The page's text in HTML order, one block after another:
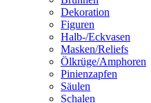
Dekoration
Figuren
Halb-/Eckvasen
Masken/Reliefs
Ölkrüge/Amphoren
Pinienzapfen
Säulen
Schalen